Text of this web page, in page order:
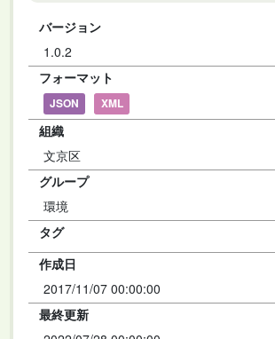
バージョン
1.0.2
フォーマット
JSON XML
組織
文京区
グループ
環境
タグ
作成日
2017/11/07 00:00:00
最終更新